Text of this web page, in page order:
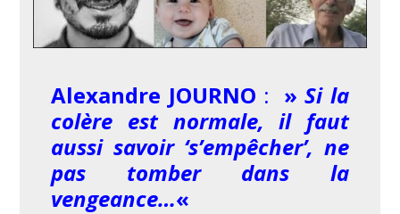
Alexandre JOURNO : »Si la
colère est normale, il faut
aussi savoir ‘s’empêcher’, ne
pas tomber dans la
vengeance…«